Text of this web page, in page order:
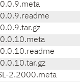
2.2000.meta